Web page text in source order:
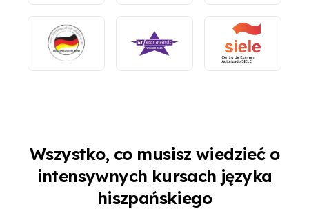
Wszystko, co musisz wiedzieć o
intensywnych kursach języka
hiszpańskiego